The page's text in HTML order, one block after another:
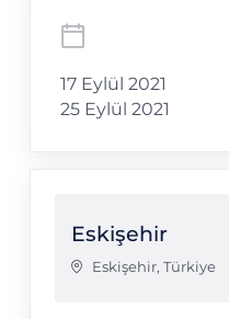
17 Eylül 2021
25 Eylül 2021
Eskişehir
Eskişehir, Türkiye